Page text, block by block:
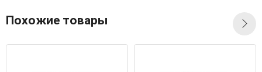
Похожие товары